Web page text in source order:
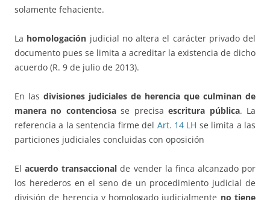
solamente fehaciente.
La homologación judicial no altera el carácter privado del
documento pues se limita a acreditar la existencia de dicho
acuerdo (R. 9 de julio de 2013).
En las divisiones judiciales de herencia que culminan de
manera no contenciosase precisaescritura pública. La
referencia a la sentencia firme del Art. 14 LH se limita a las
particiones judiciales concluidas con oposición
Elacuerdo transaccional de vender la finca alcanzado por
los herederos en el seno de un procedimiento judicial de
división de herencia y homologado judicialmente no tiene